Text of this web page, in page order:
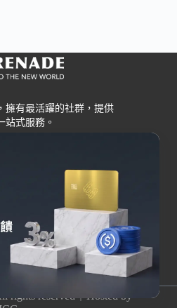
擁有最活躍的社群，提供
站式服務。
交易所
Bybit
OKX
HOYA BIT
其他
rights reserved｜Hosted by